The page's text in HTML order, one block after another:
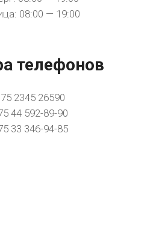
08:00 — 19:00
телефонов
2345 26590
44 592-89-90
33 346-94-85